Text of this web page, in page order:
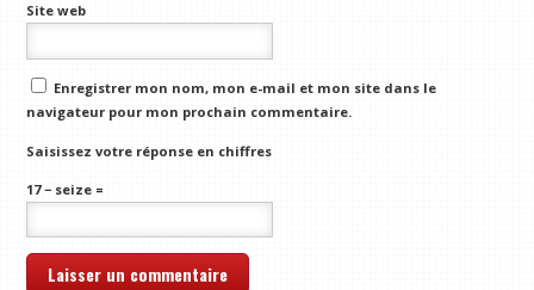
Site web
Enregistrer mon nom, mon e-mail et mon site dans le
navigateur pour mon prochain commentaire.
Saisissez votre réponse en chiffres
17 − seize =